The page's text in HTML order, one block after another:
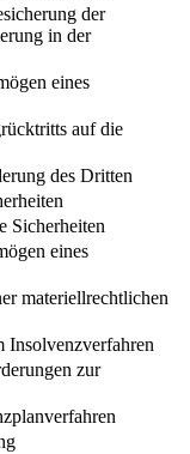
der
in der
eines
auf die
des Dritten
Sicherheiten
eines
materiellrechtlichen
Insolvenzverfahren
zur